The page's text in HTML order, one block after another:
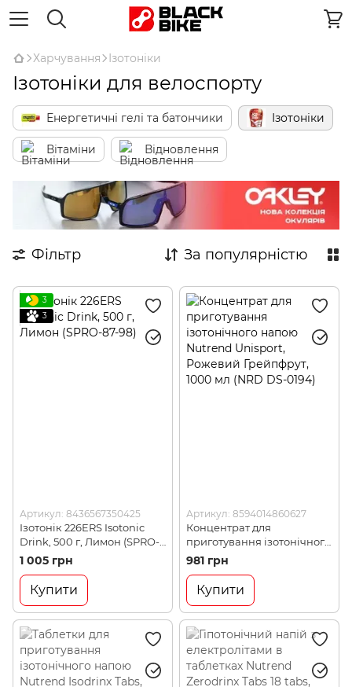
Харчування Ізотоніки
Ізотоніки для велоспорту
Енергетичні гелі та батончики Ізотоніки
Вітаміни Відновлення
Фільтр За популярністю
3
3
Артикул: 8436567350425
Ізотонік 226ERS Isotonic
Drink, 500 г, Лимон (SPRO-
87-98)
1 005 грн
Купити
Артикул: 8594014860627
Концентрат для
приготування ізотонічного
напою Nutrend Unisport,
Рожевий Грейпфрут, 1000
мл (NRD DS-0194)
981 грн
Купити